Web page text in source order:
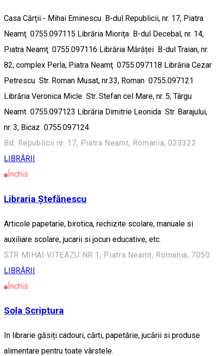
Casa Cărții - Mihai Eminescu B-dul Republicii, nr. 17, Piatra
Neamţ 0755.097115 Librăria Miorița B-dul Decebal, nr. 14,
Piatra Neamţ 0755.097116 Librăria Mărăței B-dul Traian, nr.
82, complex Perla, Piatra Neamţ 0755.097118 Librăria Cezar
Petrescu Str. Roman Musat, nr.33, Roman 0755.097121
Librăria Veronica Micle Str. Stefan cel Mare, nr. 5, Târgu
Neamt 0755.097123 Librăria Dimitrie Leonida Str. Barajului,
nr. 3, Bicaz 0755.097124
Bd. Republicii nr. 17, Piatra Neamt, Romania, 023322
LIBRĂRII
Închis
Libraria Ștefănescu
Articole papetarie, birotica, rechizite scolare, manuale si
auxiliare scolare, jucarii si jocuri educative, etc.
STR MIHAI VITEAZU NR 1, Piatra Neamt, Romania, 7050
LIBRĂRII
Închis
Sola Scriptura
In librarie găsiți cadouri, cărti, papetărie, jucării si produse
alimentare pentru toate vârstele.